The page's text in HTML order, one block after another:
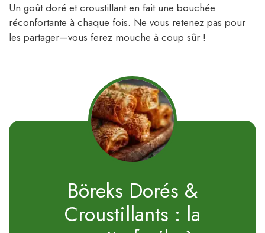
Un goût doré et croustillant en fait une bouchée
réconfortante à chaque fois. Ne vous retenez pas pour
les partager—vous ferez mouche à coup sûr !
Böreks Dorés &
Croustillants : la